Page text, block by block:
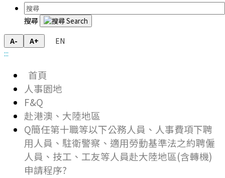
搜尋
A- A+
EN
:::
首頁
人事園地
F&Q
赴港澳、大陸地區
Q簡任第十職等以下公務人員、人事費項下聘
用人員、駐衛警察、適用勞動基準法之約聘僱
人員、技工、工友等人員赴大陸地區(含轉機)
申請程序?